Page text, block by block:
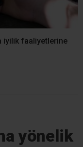
iyilik faaliyetlerine
yönelik